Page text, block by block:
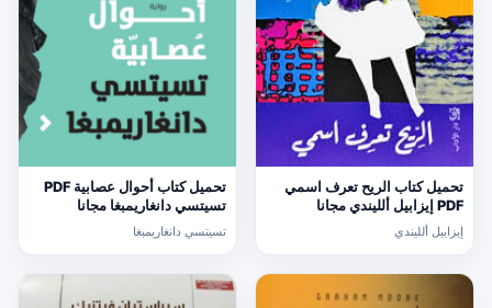
تحميل كتاب الريح تعرف اسمي
PDF إيزابيل ألليندي مجانا
إيزابيل ألليندي
تحميل كتاب أحوال عصابية PDF
تسيتسي دانغاريمبغا مجانا
تسيتسي دانغاريمبغا